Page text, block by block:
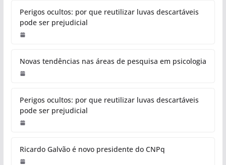
Perigos ocultos: por que reutilizar luvas descartáveis
pode ser prejudicial
Novas tendências nas áreas de pesquisa em psicologia
Perigos ocultos: por que reutilizar luvas descartáveis
pode ser prejudicial
Ricardo Galvão é novo presidente do CNPq